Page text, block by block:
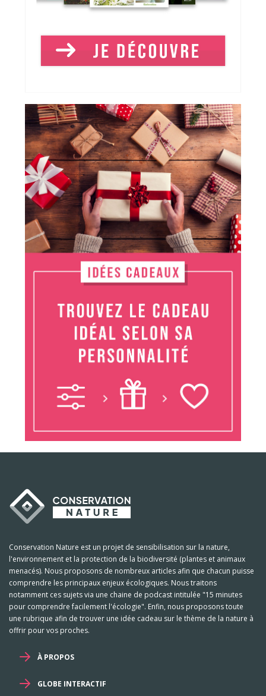
Conservation Nature est un projet de sensibilisation sur la nature,
l'environnement et la protection de la biodiversité (plantes et animaux
menacés). Nous proposons de nombreux articles afin que chacun puisse
comprendre les principaux enjeux écologiques. Nous traitons
notamment ces sujets via une chaine de podcast intitulée "15 minutes
pour comprendre facilement l'écologie". Enfin, nous proposons toute
une rubrique afin de trouver une idée cadeau sur le thème de la nature à
offrir pour vos proches.
À PROPOS
GLOBE INTERACTIF